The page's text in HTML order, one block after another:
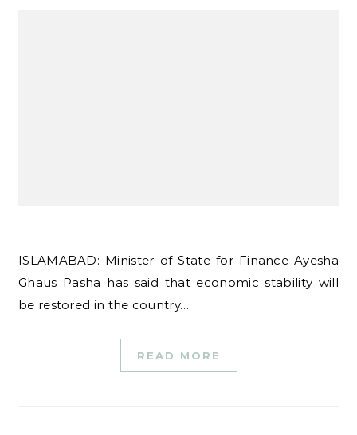
ISLAMABAD: Minister of State for Finance Ayesha
Ghaus Pasha has said that economic stability will
be restored in the country…
READ MORE